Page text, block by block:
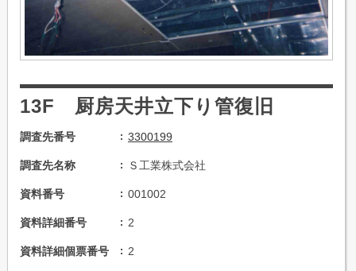
13F 厨房天井立下り管復旧
調査先番号 3300199
調査先名称 Ｓ工業株式会社
資料番号 001002
資料詳細番号 2
資料詳細個票番号 2